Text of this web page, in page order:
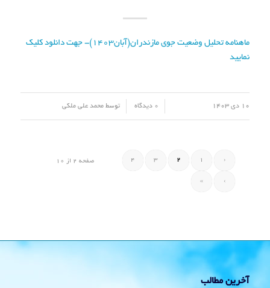
ماهنامه تحلیل وضعیت جوی مازندران(آبان1403)- جهت دانلود کلیک
نمایید
10 دی 1403 0 دیدگاه توسطمحمد علی ملکی
صفحه 2 از 10 ‹
1
2
3
4
›
»
آخرین مطالب